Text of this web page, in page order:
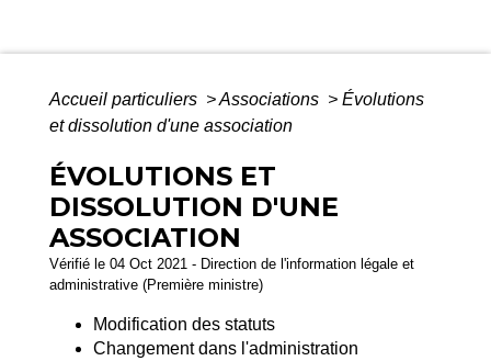
Accueil particuliers >Associations > Évolutions
et dissolution d'une association
ÉVOLUTIONS ET
DISSOLUTION D'UNE
ASSOCIATION
Vérifié le 04 Oct 2021 - Direction de l'information légale et
administrative (Première ministre)
Modification des statuts
Changement dans l'administration